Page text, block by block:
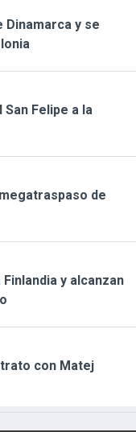
Dinamarca y se
Felipe a la
de
y alcanzan
con Matej